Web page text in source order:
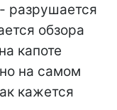
разрушается
обзора
капоте
на самом
кажется